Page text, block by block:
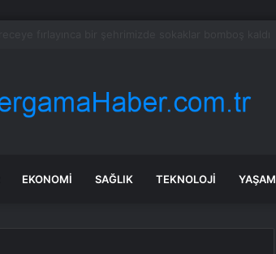
EKONOMI SAĞLIK TEKNOLOJI YAŞAM